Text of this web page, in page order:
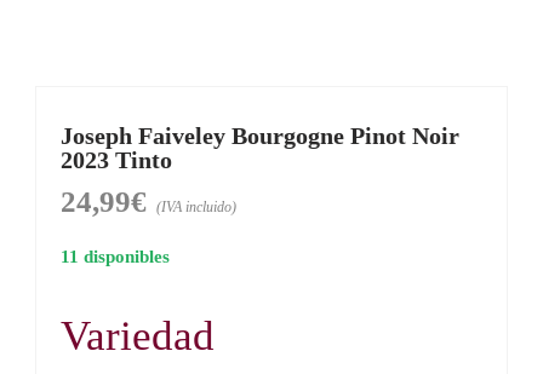
Joseph Faiveley Bourgogne Pinot Noir
2023 Tinto
24,99€ (IVA incluido)
11 disponibles
Variedad